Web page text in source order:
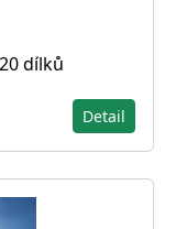
dílků
Detail